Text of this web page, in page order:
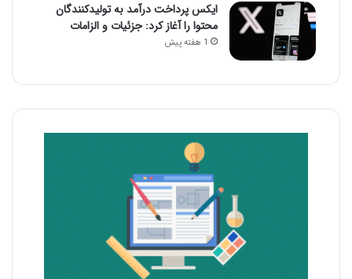
ایکس پرداخت درآمد به تولیدکنندگان
محتوا را آغاز کرد: جزئیات و الزامات
1 هفته پیش